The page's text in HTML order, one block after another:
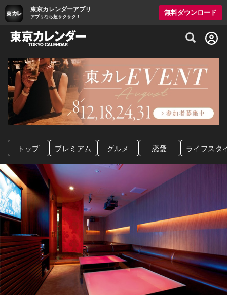
東京カレンダーアプリ
アプリなら超サクサク！
無料ダウンロード
グルメ情報・プレミアムレストラン予約
トップ プレミアム グルメ 恋愛 ライフスタ